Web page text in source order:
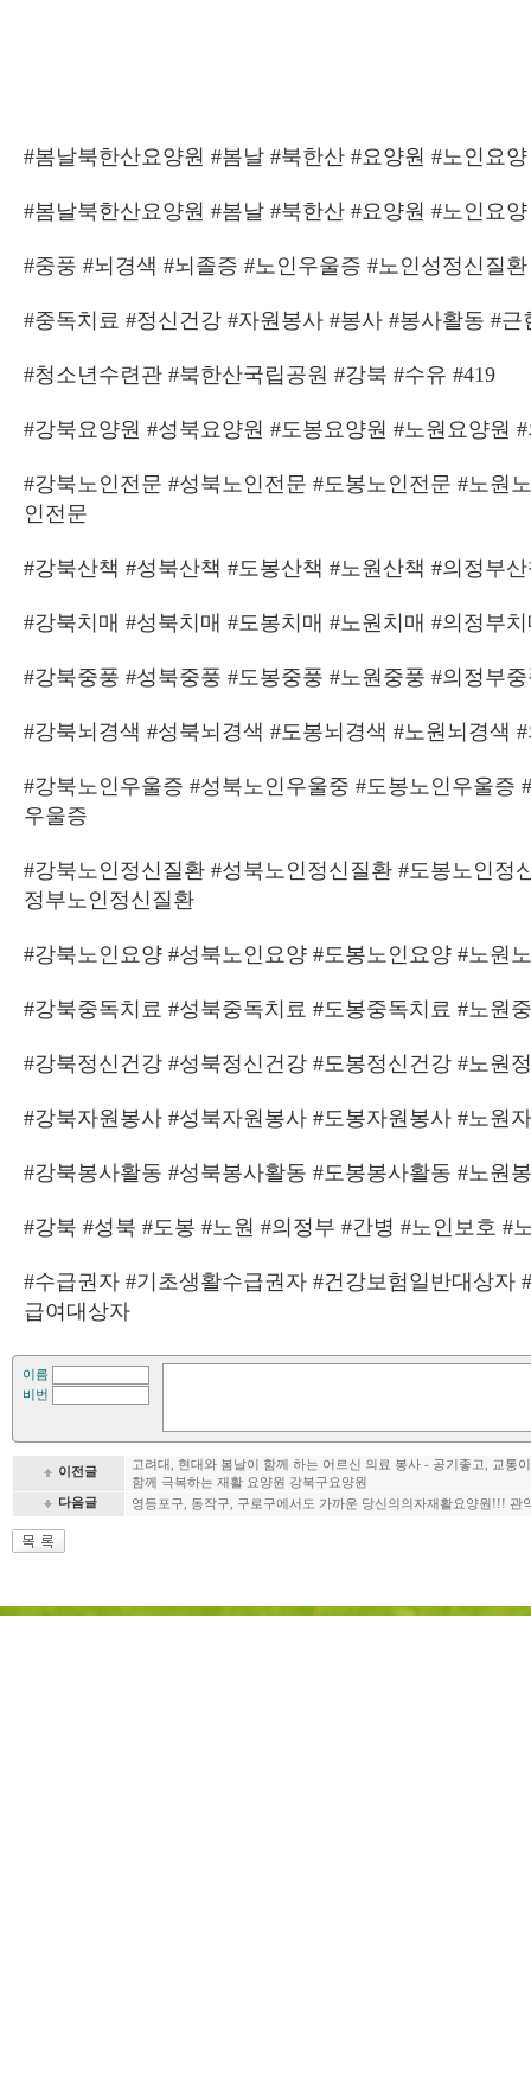
#봄날북한산요양원 #봄날 #북한산 #요양원 #노인요
#봄날북한산요양원 #봄날 #북한산 #요양원 #노인요
#중풍 #뇌경색 #뇌졸증 #노인우울증 #노인성정신질
#중독치료 #정신건강 #자원봉사 #봉사 #봉사활동 #근
#청소년수련관 #북한산국립공원 #강북 #수유 #419
#강북요양원 #성북요양원 #도봉요양원 #노원요양원
#강북노인전문 #성북노인전문 #도봉노인전문 #노원
인전문
#강북산책 #성북산책 #도봉산책 #노원산책 #의정부
#강북치매 #성북치매 #도봉치매 #노원치매 #의정부
#강북중풍 #성북중풍 #도봉중풍 #노원중풍 #의정부
#강북뇌경색 #성북뇌경색 #도봉뇌경색 #노원뇌경색
#강북노인우울증 #성북노인우울중 #도봉노인우울증
우울증
#강북노인정신질환 #성북노인정신질환 #도봉노인정
정부노인정신질환
#강북노인요양 #성북노인요양 #도봉노인요양 #노원
#강북중독치료 #성북중독치료 #도봉중독치료 #노원
#강북정신건강 #성북정신건강 #도봉정신건강 #노원
#강북자원봉사 #성북자원봉사 #도봉자원봉사 #노원
#강북봉사활동 #성북봉사활동 #도봉봉사활동 #노원
#강북 #성북 #도봉 #노원 #의정부 #간병 #노인보호 #
#수급권자 #기초생활수급권자 #건강보험일반대상자
급여대상자
이름
비번
이전글
고려대, 현대와 봄날이 함께 하는 어르신 의료 봉사 - 공기좋고, 교통
함께 극복하는 재활 요양원 강북구요양원
다음글
영등포구, 동작구, 구로구에서도 가까운 당신의의자재활요양원!!! 관